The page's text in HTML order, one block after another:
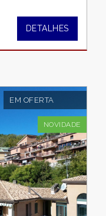
DETALHES
EM OFERTA
NOVIDADE